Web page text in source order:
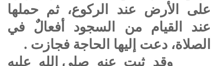
على الأرض عند الركوع، ثم حملها
عند القيام من السجود أفعالٌ في
الصلاة، دعت إليها الحاجة فجازت .
وقد ثبت عنه صلى الله عليه